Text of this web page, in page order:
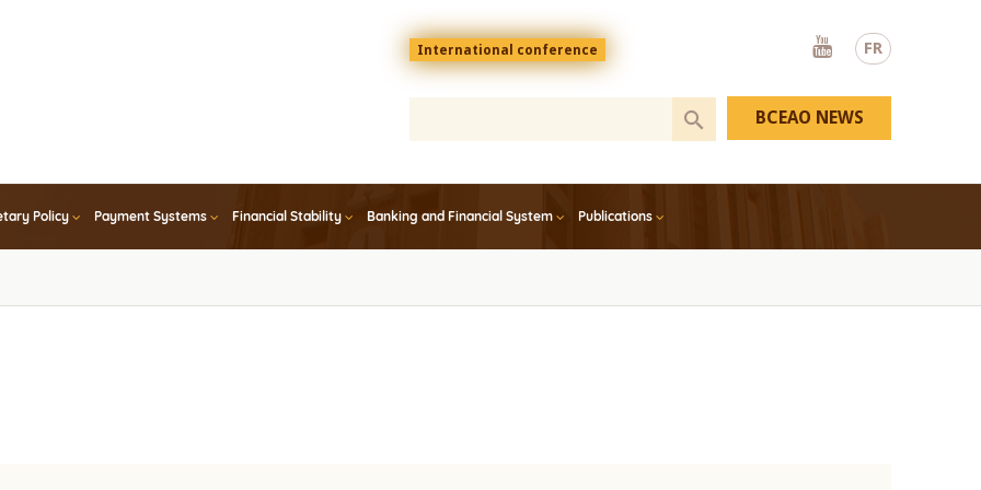
FR
Menu
top
En
International conference
Youtube
Policy Payment Systems Financial Stability Banking and Financial System Publications
BCEAO NEWS